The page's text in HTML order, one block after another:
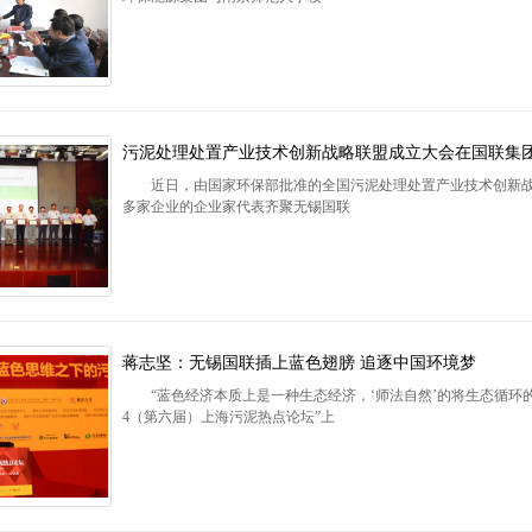
污泥处理处置产业技术创新战略联盟成立大会在国联集
近日，由国家环保部批准的全国污泥处理处置产业技术创新
多家企业的企业家代表齐聚无锡国联
蒋志坚：无锡国联插上蓝色翅膀 追逐中国环境梦
“蓝色经济本质上是一种生态经济，‘师法自然’的将生态循环
4（第六届）上海污泥热点论坛”上